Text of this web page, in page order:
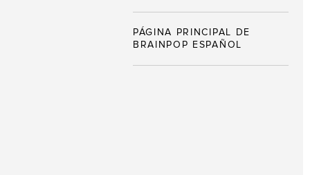
PÁGINA PRINCIPAL DE
BRAINPOP ESPAÑOL